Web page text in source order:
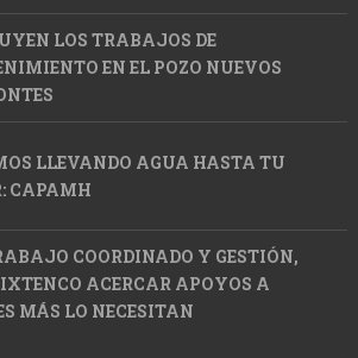
LOS TRABAJOS DE
EN EL POZO NUEVOS
LLEVANDO AGUA HASTA TU
CAPAMH
COORDINADO Y GESTIÓN,
ACERCAR APOYOS A
MÁS LO NECESITAN